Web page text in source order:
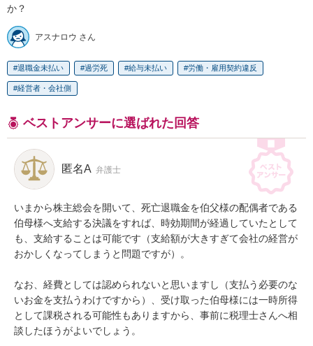
か？
アスナロウ さん
退職金未払い 過労死 給与未払い 労働・雇用契約違反
経営者・会社側
ベストアンサーに選ばれた回答
匿名A 弁護士
いまから株主総会を開いて、死亡退職金を伯父様の配偶者である
伯母様へ支給する決議をすれば、時効期間が経過していたとして
も、支給することは可能です（支給額が大きすぎて会社の経営が
おかしくなってしまうと問題ですが）。
なお、経費としては認められないと思いますし（支払う必要のな
いお金を支払うわけですから）、受け取った伯母様には一時所得
として課税される可能性もありますから、事前に税理士さんへ相
談したほうがよいでしょう。